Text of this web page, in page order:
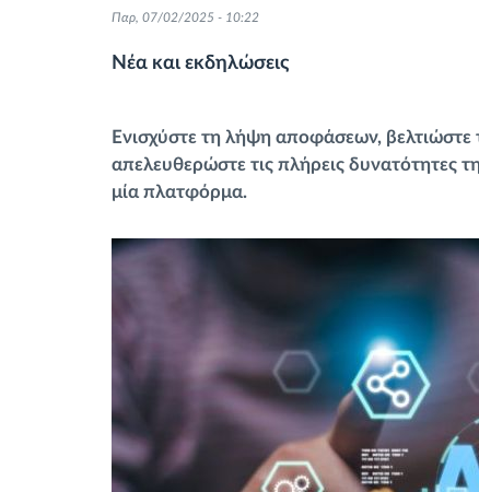
Έλεγχος πρόσβασης
Σχεδιασμός και παρακολούθηση
διαδρομής
Αυτόματη αναγνώριση οδηγού
Ανακαλύψτε όλα τα χαρακτηριστικά
Παρ, 07/02/2025 - 10:22
Νέα και εκδηλώσεις
Ενισχύστε τη λήψη αποφάσεων, βελτιώστε
απελευθερώστε τις πλήρεις δυνατότητες
μία πλατφόρμα.